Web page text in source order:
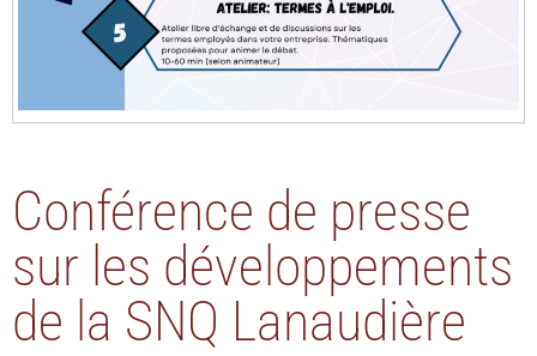
Conférence de presse
sur les développements
de la SNQ Lanaudière